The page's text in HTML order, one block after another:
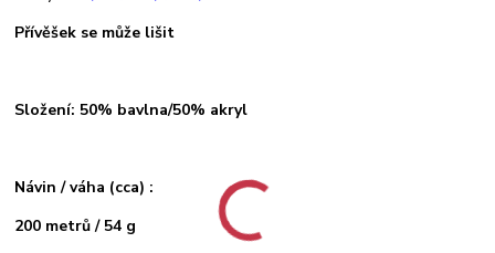
Přívěšek se může lišit
Složení: 50% bavlna/50% akryl
Návin / váha (cca) :
200 metrů / 54 g